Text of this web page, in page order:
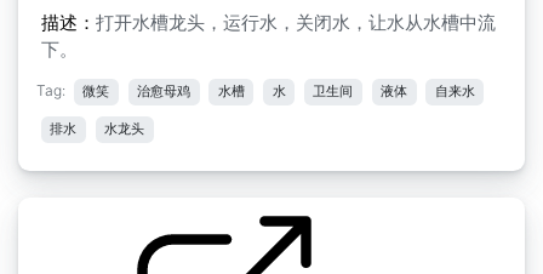
描述： 打开水槽龙头，运行水，关闭水，让水从水槽中流
下。
Tag: 微笑 治愈母鸡 水槽 水 卫生间 液体 自来水
排水 水龙头